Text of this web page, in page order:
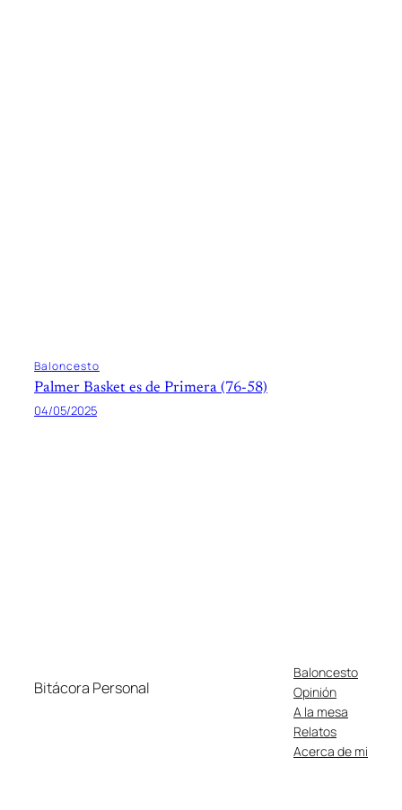
Baloncesto
Palmer Basket es de Primera (76-58)
04/05/2025
Bitácora Personal
Baloncesto
Opinión
A la mesa
Relatos
Acerca de mi